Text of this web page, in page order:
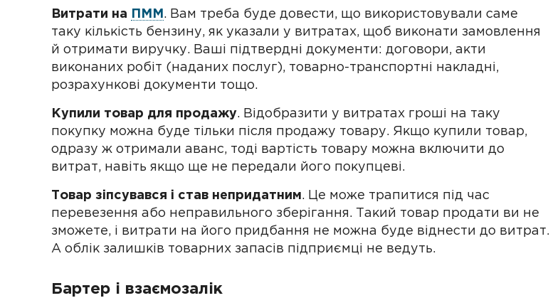
Витрати на ПММ . Вам треба буде довести, що використовували саме
таку кількість бензину, як указали у витратах, щоб виконати замовлення
й отримати виручку. Ваші підтвердні документи: договори, акти
виконаних робіт (наданих послуг), товарно-транспортні накладні,
розрахункові документи тощо.
Купили товар для продажу. Відобразити у витратах гроші на таку
покупку можна буде тільки після продажу товару. Якщо купили товар,
одразу ж отримали аванс, тоді вартість товару можна включити до
витрат, навіть якщо ще не передали його покупцеві.
Товар зіпсувався і став непридатним. Це може трапитися під час
перевезення або неправильного зберігання. Такий товар продати ви не
зможете, і витрати на його придбання не можна буде віднести до витрат.
А облік залишків товарних запасів підприємці не ведуть.
Бартер і взаємозалік